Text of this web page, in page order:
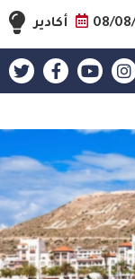
08/ أكادير